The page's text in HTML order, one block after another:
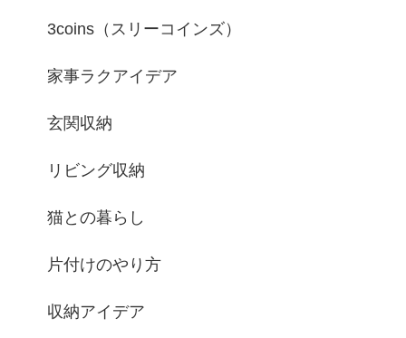
3coins（スリーコインズ）
家事ラクアイデア
玄関収納
リビング収納
猫との暮らし
片付けのやり方
収納アイデア